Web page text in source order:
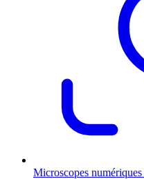
Microscopes numériques